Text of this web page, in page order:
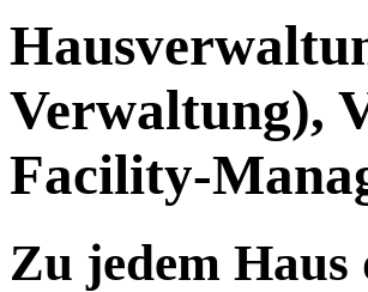
Verwaltung),
Facility-
Zu jedem Haus